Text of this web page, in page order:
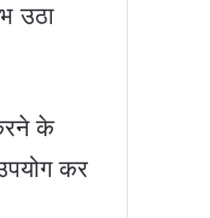
उठा
के
कर